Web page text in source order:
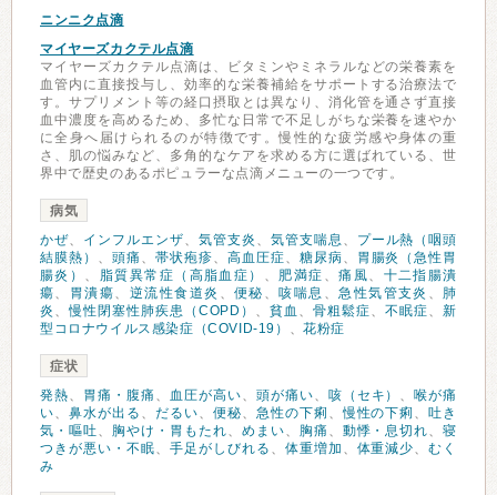
ニンニク点滴
マイヤーズカクテル点滴
マイヤーズカクテル点滴は、ビタミンやミネラルなどの栄養素を
血管内に直接投与し、効率的な栄養補給をサポートする治療法で
す。サプリメント等の経口摂取とは異なり、消化管を通さず直接
血中濃度を高めるため、多忙な日常で不足しがちな栄養を速やか
に全身へ届けられるのが特徴です。慢性的な疲労感や身体の重
さ、肌の悩みなど、多角的なケアを求める方に選ばれている、世
界中で歴史のあるポピュラーな点滴メニューの一つです。
病気
かぜ、 インフルエンザ、 気管支炎 、 気管支喘息 、
プール熱（咽頭
結膜熱） 、 頭痛 、 帯状疱疹、 高血圧症、 糖尿病、
胃腸炎（急性胃
腸炎） 、 脂質異常症（高脂血症） 、 肥満症 、痛風、 十二指腸潰
瘍、 胃潰瘍、 逆流性食道炎 、 便秘 、咳喘息 、急性気管支炎 、 肺
炎 、慢性閉塞性肺疾患（COPD） 、貧血 、骨粗鬆症、不眠症、新
型コロナウイルス感染症（COVID-19） 、花粉症
症状
発熱、 胃痛・腹痛 、 血圧が高い、 頭が痛い、 咳（セキ） 、喉が痛
い、 鼻水が出る 、 だるい、 便秘、 急性の下痢 、慢性の下痢 、吐き
気・嘔吐、 胸やけ・胃もたれ、 めまい、 胸痛 、 動悸・息切れ、寝
つきが悪い・不眠、 手足がしびれる 、 体重増加 、 体重減少、むく
み